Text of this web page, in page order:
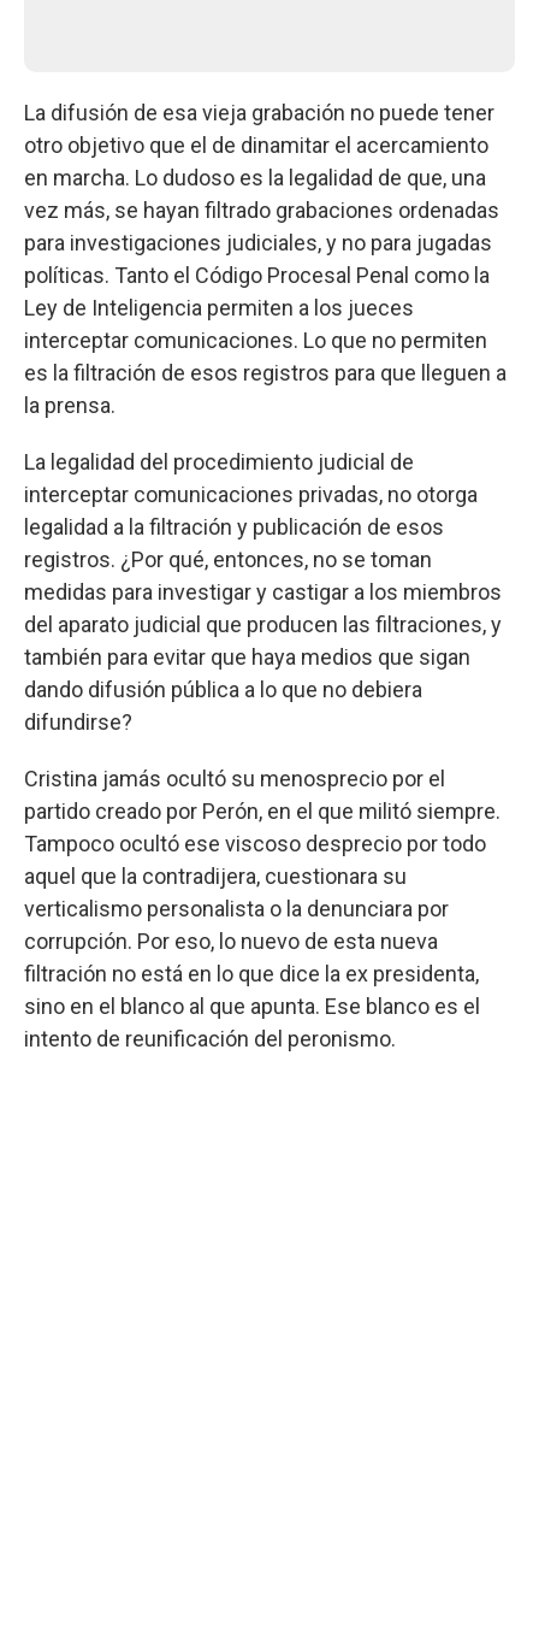
La difusión de esa vieja grabación no puede tener
otro objetivo que el de dinamitar el acercamiento
en marcha. Lo dudoso es la legalidad de que, una
vez más, se hayan filtrado grabaciones ordenadas
para investigaciones judiciales, y no para jugadas
políticas. Tanto el Código Procesal Penal como la
Ley de Inteligencia permiten a los jueces
interceptar comunicaciones. Lo que no permiten
es la filtración de esos registros para que lleguen a
la prensa.
La legalidad del procedimiento judicial de
interceptar comunicaciones privadas, no otorga
legalidad a la filtración y publicación de esos
registros. ¿Por qué, entonces, no se toman
medidas para investigar y castigar a los miembros
del aparato judicial que producen las filtraciones, y
también para evitar que haya medios que sigan
dando difusión pública a lo que no debiera
difundirse?
Cristina jamás ocultó su menosprecio por el
partido creado por Perón, en el que militó siempre.
Tampoco ocultó ese viscoso desprecio por todo
aquel que la contradijera, cuestionara su
verticalismo personalista o la denunciara por
corrupción. Por eso, lo nuevo de esta nueva
filtración no está en lo que dice la ex presidenta,
sino en el blanco al que apunta. Ese blanco es el
intento de reunificación del peronismo.